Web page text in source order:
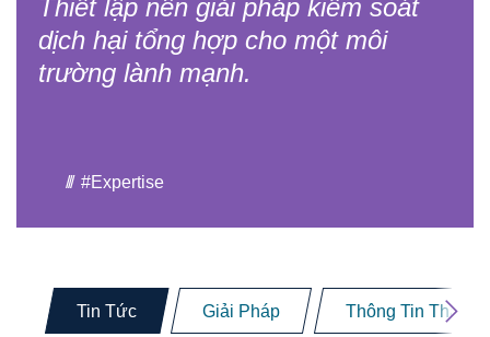
Liên hệ
Sitemap
Thiết lập nên giải pháp kiểm soát
dịch hại tổng hợp cho một môi
trường lành mạnh.
#Expertise
Tin Tức Giải Pháp Thông Tin Tham